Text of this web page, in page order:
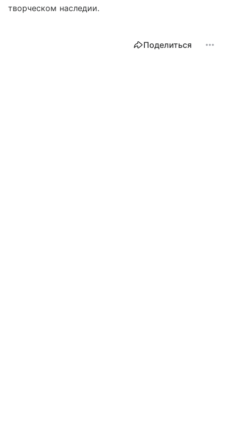
творческом наследии.
Поделиться